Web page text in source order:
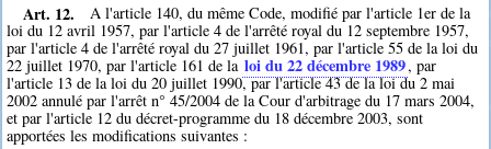
Art. 12.
A l'article 140, du même Code, modifié par l'article 1er de la
loi du 12 avril 1957, par l'article 4 de l'arrêté royal du 12 septembre 1957,
par l'article 4 de l'arrêté royal du 27 juillet 1961, par l'article 55 de la loi du
22 juillet 1970, par l'article 161 de la loi du 22 décembre 1989, par
l'article 13 de la loi du 20 juillet 1990, par l'article 43 de la loi du 2 mai
2002 annulé par l'arrêt n° 45/2004 de la Cour d'arbitrage du 17 mars 2004,
et par l'article 12 du décret-programme du 18 décembre 2003, sont
apportées les modifications suivantes :